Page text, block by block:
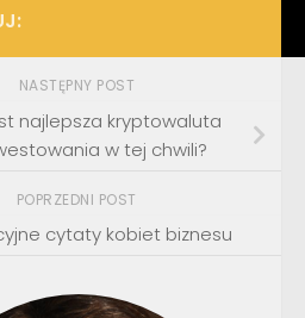
NASTĘPNY POST
najlepsza kryptowaluta
w tej chwili?
POPRZEDNI POST
cytaty kobiet biznesu